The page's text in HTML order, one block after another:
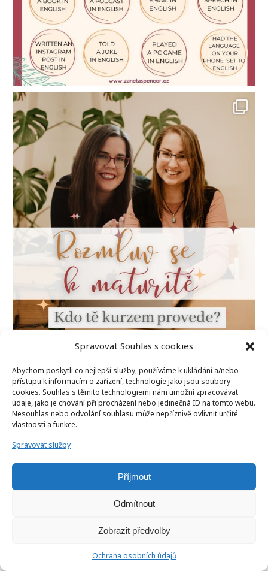
Spravovat Souhlas s cookies
Abychom poskytli co nejlepší služby, používáme k ukládání a/nebo
přístupu k informacím o zařízení, technologie jako jsou soubory
cookies. Souhlas s těmito technologiemi nám umožní zpracovávat
údaje, jako je chování při procházení nebo jedinečná ID na tomto webu.
Nesouhlas nebo odvolání souhlasu může nepříznivě ovlivnit určité
vlastnosti a funkce.
Spravovat služby
Příjmout
Odmítnout
Zobrazit předvolby
Ochrana osobních údajů